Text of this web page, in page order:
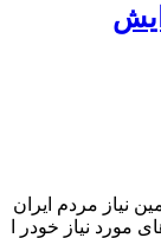
نیاز مردم ایران
مورد نیاز خودر ا